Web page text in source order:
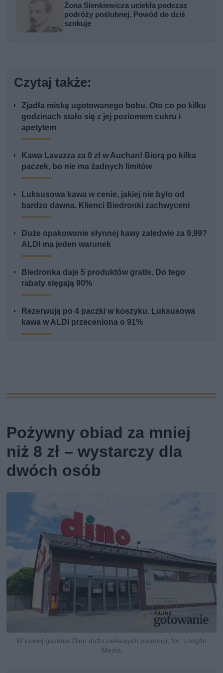
Żona Sienkiewicza uciekła podczas
podróży poślubnej. Powód do dziś
szokuje
Czytaj także:
Zjadła miskę ugotowanego bobu. Oto co po kilku
godzinach stało się z jej poziomem cukru i
apetytem
Kawa Lavazza za 0 zł w Auchan! Biorą po kilka
paczek, bo nie ma żadnych limitów
Luksusowa kawa w cenie, jakiej nie było od
bardzo dawna. Klienci Biedronki zachwyceni
Duże opakowanie słynnej kawy zaledwie za 9,99?
ALDI ma jeden warunek
Biedronka daje 5 produktów gratis. Do tego
rabaty sięgają 90%
Rezerwują po 4 paczki w koszyku. Luksusowa
kawa w ALDI przeceniona o 91%
Pożywny obiad za mniej
niż 8 zł – wystarczy dla
dwóch osób
W nowej gazetce Dino dużo ciekawych promocji, fot. Longfin
Media